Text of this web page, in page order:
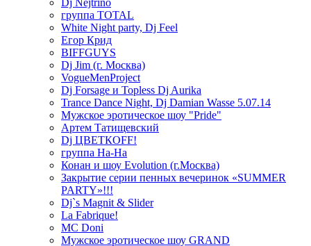
Dj Nejtrino
группа TOTAL
White Night party, Dj Feel
Егор Крид
BIFFGUYS
Dj Jim (г. Москва)
VogueMenProject
Dj Forsage и Topless Dj Aurika
Trance Dance Night, Dj Damian Wasse 5.07.14
Мужское эротическое шоу "Pride"
Артем Татищевский
Dj ЦВЕТКOFF!
группа На-На
Конан и шоу Evolution (г.Москва)
Закрытие серии пенных вечеринок «SUMMER
PARTY»!!!
Dj`s Magnit & Slider
La Fabrique!
MC Doni
Мужское эротическое шоу GRAND